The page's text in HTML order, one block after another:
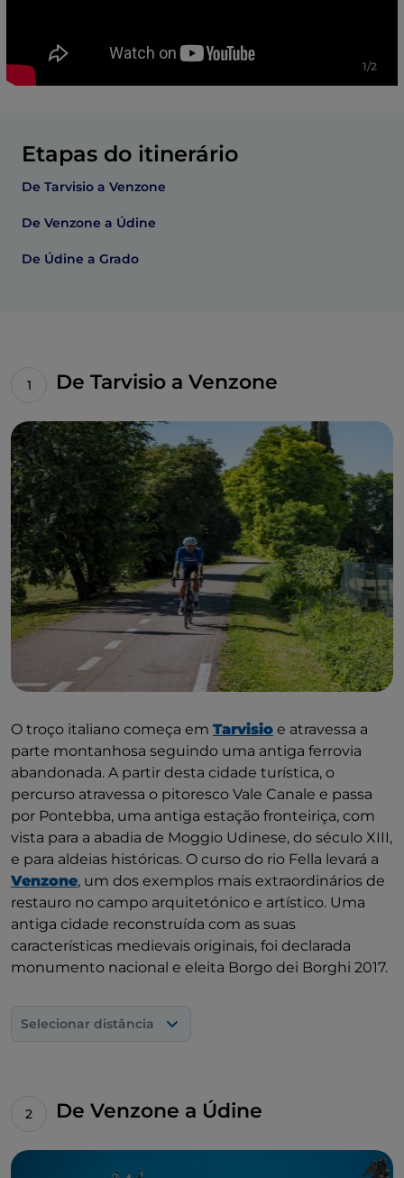
1/2
Etapas do itinerário
De Tarvisio a Venzone
De Venzone a Údine
De Údine a Grado
De Tarvisio a Venzone
O troço italiano começa em Tarvisio e atravessa a
parte montanhosa seguindo uma antiga ferrovia
abandonada. A partir desta cidade turística, o
percurso atravessa o pitoresco Vale Canale e passa
por Pontebba, uma antiga estação fronteiriça, com
vista para a abadia de Moggio Udinese, do século XIII,
e para aldeias históricas. O curso do rio Fella levará a
Venzone, um dos exemplos mais extraordinários de
restauro no campo arquitetónico e artístico. Uma
antiga cidade reconstruída com as suas
características medievais originais, foi declarada
monumento nacional e eleita Borgo dei Borghi 2017.
Selecionar distância
De Venzone a Údine